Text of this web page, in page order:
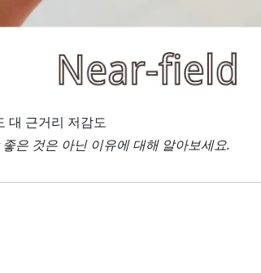
대 근거리 저감도
은 것은 아닌 이유에 대해 알아보세요.